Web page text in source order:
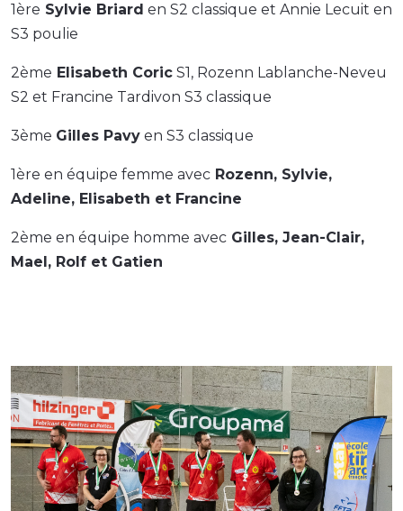
1ère Sylvie Briard en S2 classique et Annie Lecuit en
S3 poulie
2ème Elisabeth Coric S1, Rozenn Lablanche-Neveu
S2 et Francine Tardivon S3 classique
3ème Gilles Pavy en S3 classique
1ère en équipe femme avec Rozenn, Sylvie,
Adeline, Elisabeth et Francine
2ème en équipe homme avec Gilles, Jean-Clair,
Mael, Rolf et Gatien